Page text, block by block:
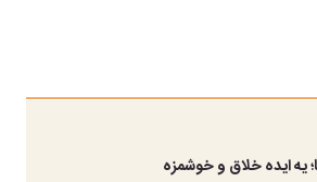
یه ایده خلاق و خوشمزه